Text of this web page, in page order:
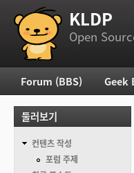
부 메뉴 KLDP
Open
주 메뉴
Forum (BBS) Geek
둘러보기
컨텐츠 작성
포럼 주제